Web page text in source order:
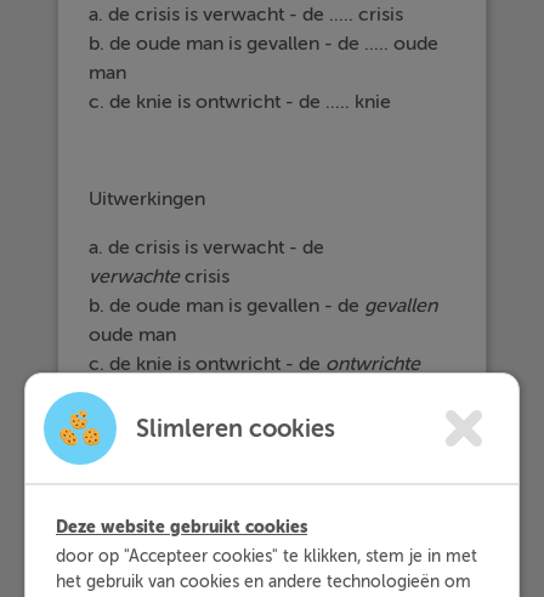
a. de crisis is verwacht - de ..... crisis
b. de oude man is gevallen - de ..... oude
man
c. de knie is ontwricht - de ..... knie
Uitwerkingen
a. de crisis is verwacht - de
verwachtecrisis
b. de oude man is gevallen - de gevallen
oude man
c. de knie is ontwricht - de ontwrichte
knie
Slimleren cookies
Deze website gebruikt cookies
door op "Accepteer cookies" te klikken, stem je in met
het gebruik van cookies en andere technologieën om